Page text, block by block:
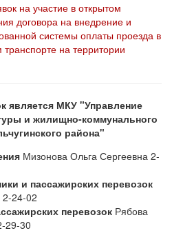
на участие в открытом
договора на внедрение и
системы оплаты проезда в
на территории
является МКУ "Управление
и жилищно-коммунального
района"
Мизонова Ольга Сергеевна 2-
и пассажирских перевозок
24-02
перевозок Рябова
29-30